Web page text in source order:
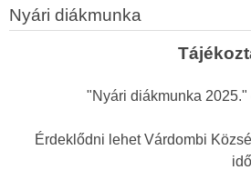
Nyári diákmunka
"Nyári diákmunka
Érdeklődni lehet Várdombi